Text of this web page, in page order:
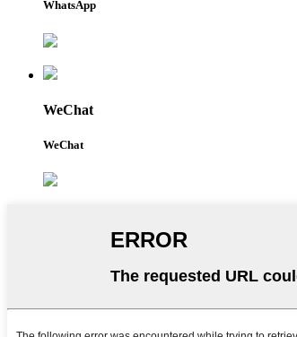
WhatsApp
WeChat
WeChat